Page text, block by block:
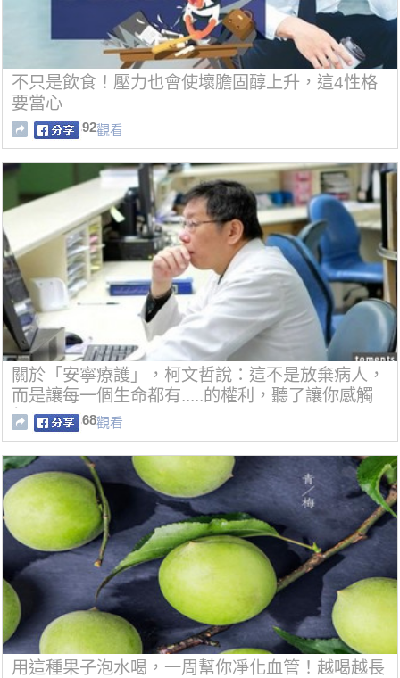
不只是飲食！壓力也會使壞膽固醇上升，這4性格
要當心
92觀看
關於「安寧療護」，柯文哲說：這不是放棄病人，
而是讓每一個生命都有.....的權利，聽了讓你感觸
很深！
68觀看
用這種果子泡水喝，一周幫你凈化血管！越喝越長